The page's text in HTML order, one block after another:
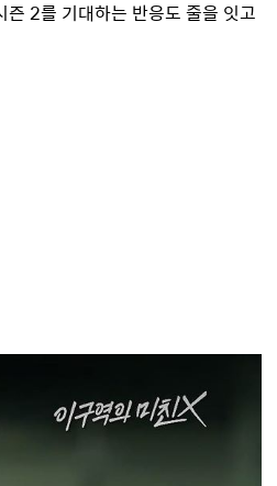
즌 2를 기대하는 반응도 줄을 잇고